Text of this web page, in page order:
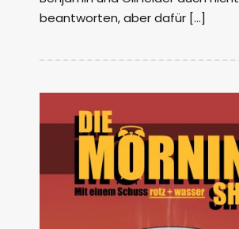
beantworten, aber dafür […]